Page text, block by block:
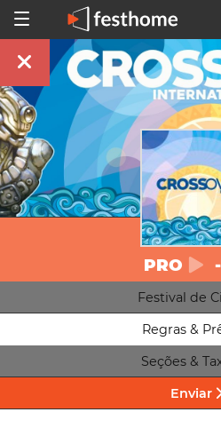
PRO
Festival de
Regras &
Seções &
Enviar